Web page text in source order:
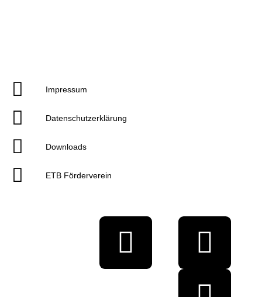
Impressum
Datenschutzerklärung
Downloads
ETB Förderverein